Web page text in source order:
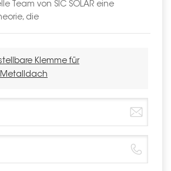
Team von SIC SOLAR eine
die
Klemme für